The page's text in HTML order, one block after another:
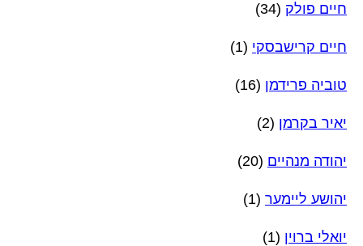
חיים פולק (34)
חיים קרישבסקי (1)
טוביה פרידמן (16)
יאיר בקרמן (2)
יהודה מנהיים (20)
יהושע ליימער (1)
יואלי ברוין (1)